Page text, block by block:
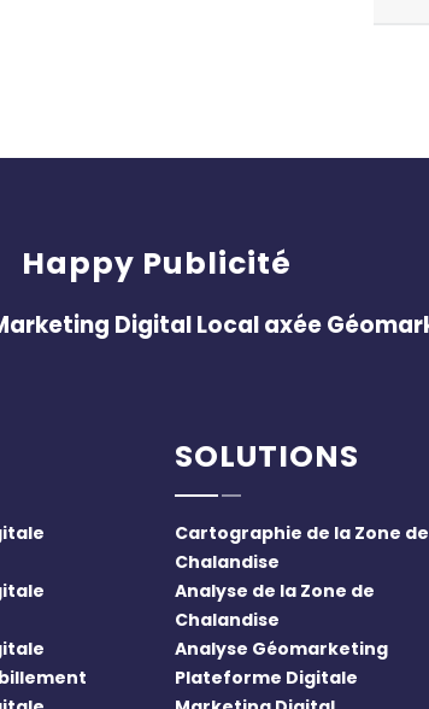
Happy Publicité
Digital Local axée
SOLUTIONS
Cartographie de la Zone de
Chalandise
Analyse de la Zone de
Chalandise
Analyse Géomarketing
Plateforme Digitale